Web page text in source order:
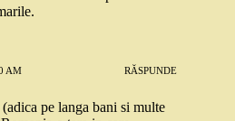
AM RĂSPUNDE
pe langa bani si multe